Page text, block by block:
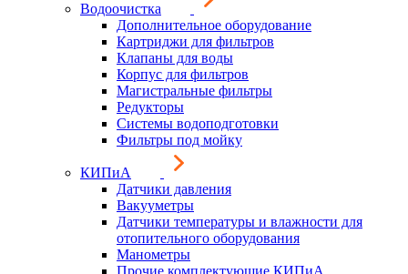
Водоочистка
Дополнительное оборудование
Картриджи для фильтров
Клапаны для воды
Корпус для фильтров
Магистральные фильтры
Редукторы
Системы водоподготовки
Фильтры под мойку
КИПиА
Датчики давления
Вакууметры
Датчики температуры и влажности для
отопительного оборудования
Манометры
Прочие комплектующие КИПиА